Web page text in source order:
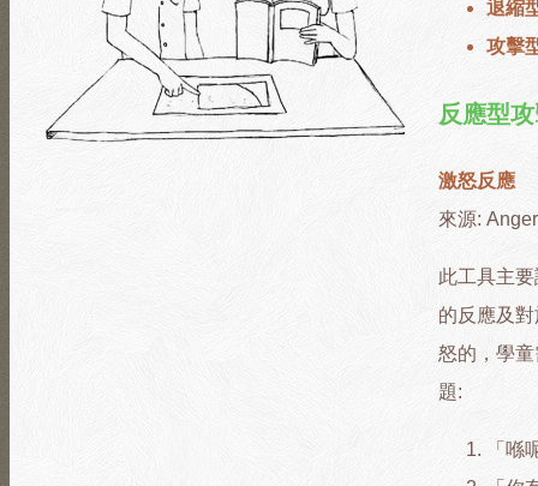
退縮
攻擊
反應型
激怒反應
來源:
此工具主
的反應及
怒的，學
題:
「